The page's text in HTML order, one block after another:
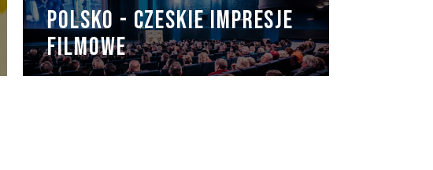
POLSKO - CZESKIE IMPRESJE
FILMOWE